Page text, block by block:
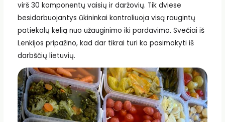
virš 30 komponentų vaisių ir daržovių. Tik dviese
besidarbuojantys ūkininkai kontroliuoja visą raugintų
patiekalų kelią nuo užauginimo iki pardavimo. Svečiai iš
Lenkijos pripažino, kad dar tikrai turi ko pasimokyti iš
darbščių lietuvių.